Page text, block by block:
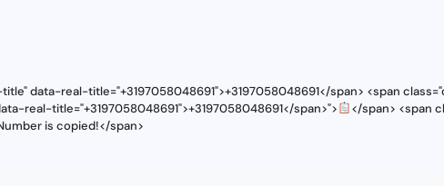
data-real-title="+3197058048691">+3197058048691</span> <span
real-title="+3197058048691">+3197058048691</span>">
</span> <span
is copied!</span>